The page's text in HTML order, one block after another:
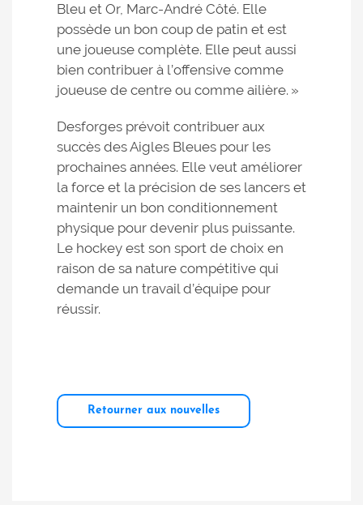
Bleu et Or, Marc-André Côté. Elle
possède un bon coup de patin et est
une joueuse complète. Elle peut aussi
bien contribuer à l’offensive comme
joueuse de centre ou comme ailière. »
Desforges prévoit contribuer aux
succès des Aigles Bleues pour les
prochaines années. Elle veut améliorer
la force et la précision de ses lancers et
maintenir un bon conditionnement
physique pour devenir plus puissante.
Le hockey est son sport de choix en
raison de sa nature compétitive qui
demande un travail d’équipe pour
réussir.
Retourner aux nouvelles